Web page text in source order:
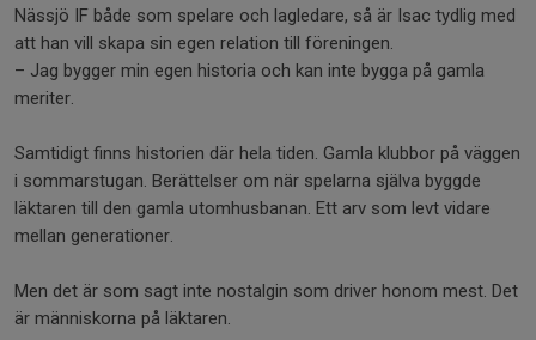
Nässjö IF både som spelare och lagledare, så är Isac tydlig med
att han vill skapa sin egen relation till föreningen.
– Jag bygger min egen historia och kan inte bygga på gamla
meriter.
Samtidigt finns historien där hela tiden. Gamla klubbor på väggen
i sommarstugan. Berättelser om när spelarna själva byggde
läktaren till den gamla utomhusbanan. Ett arv som levt vidare
mellan generationer.
Men det är som sagt inte nostalgin som driver honom mest. Det
är människorna på läktaren.